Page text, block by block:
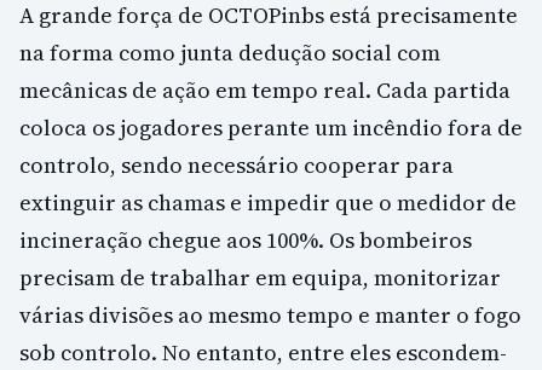
A grande força de OCTOPinbs está precisamente
na forma como junta dedução social com
mecânicas de ação em tempo real. Cada partida
coloca os jogadores perante um incêndio fora de
controlo, sendo necessário cooperar para
extinguir as chamas e impedir que o medidor de
incineração chegue aos 100%. Os bombeiros
precisam de trabalhar em equipa, monitorizar
várias divisões ao mesmo tempo e manter o fogo
sob controlo. No entanto, entre eles escondem-